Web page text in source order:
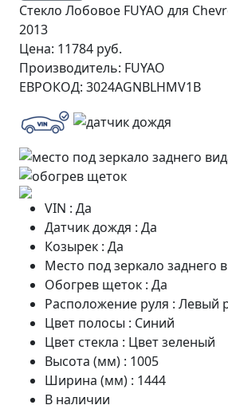
Стекло Лобовое FUYAO для
2013
Цена: 11784 руб.
Производитель: FUYAO
ЕВРОКОД: 3024AGNBLHMV1B
VIN : Да
Датчик дождя : Да
Козырек : Да
Место под зеркало заднего
Обогрев щеток : Да
Расположение руля : Левый
Цвет полосы : Синий
Цвет стекла : Цвет зеленый
Высота (мм) : 1005
Ширина (мм) : 1444
В наличии